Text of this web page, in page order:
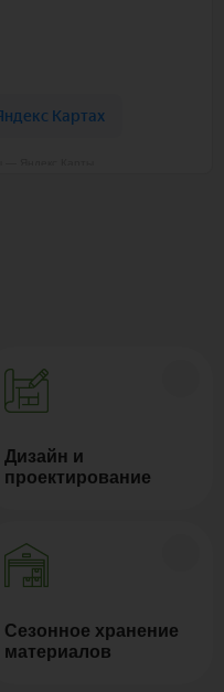
Дизайн и
проектирование
Сезонное хранение
материалов